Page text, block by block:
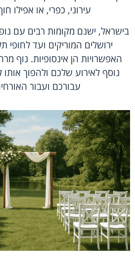
עירוני, כפרי, או אפילו
בישראל, ישנם מקומות רבים עם
ירושלים המוריקים ועד לחופי
האפשרויות הן אינסופיות. נוף
נוסף לאירוע שלכם ולהפוך
עבורכם ועבור